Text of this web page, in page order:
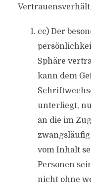
cc) Der
Sphäre
kann dem
unterliegt,
an die im
vom Inhalt
Personen
nicht ohne